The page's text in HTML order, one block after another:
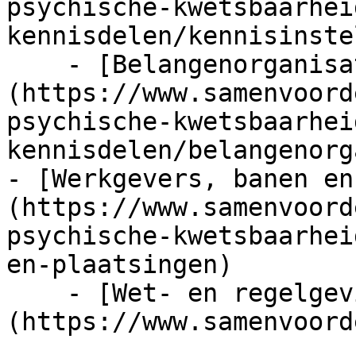
psychische-
kennisdelen/
(https://
psychische-
kennisdelen/
- [Werkgevers, banen
(https://
psychische-
en-plaatsingen)
(https://